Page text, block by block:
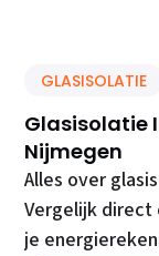
GLASISOLATIE
Glasisolatie
Nijmegen
Alles over
Vergelijk direct
je